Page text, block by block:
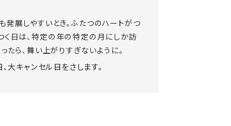
発展しやすいとき。ふたつのハートがつ
く日は、特定の年の特定の月にしか訪
ら、舞い上がりすぎないように。
大キャンセル日をさします。